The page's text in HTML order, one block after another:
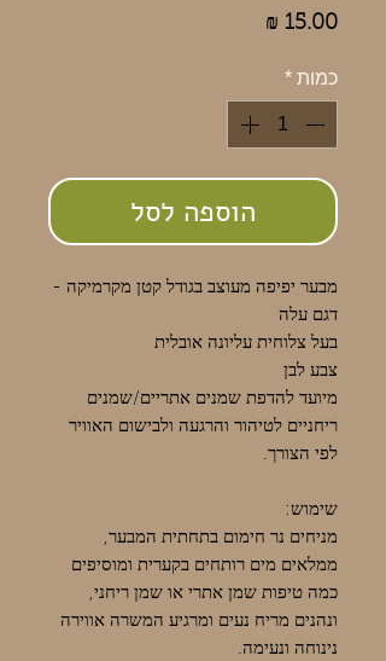
כמות *
הוספה לסל
מבער יפיפה מעוצב בגודל קטן מקרמיקה -
דגם עלה
בעל צלוחית עליונה אובלית
צבע לבן
מיועד להדפת שמנים אתריים/שמנים
ריחניים לטיהור והרגעה ולבישום האוויר
לפי הצורך.
שימוש:
מניחים נר חימום בתחתית המבער,
ממלאים מים רותחים בקערית ומוסיפים
כמה טיפות שמן אתרי או שמן ריחני,
ונהנים מריח נעים ומרגיע המשרה אווירה
נינוחה ונעימה.